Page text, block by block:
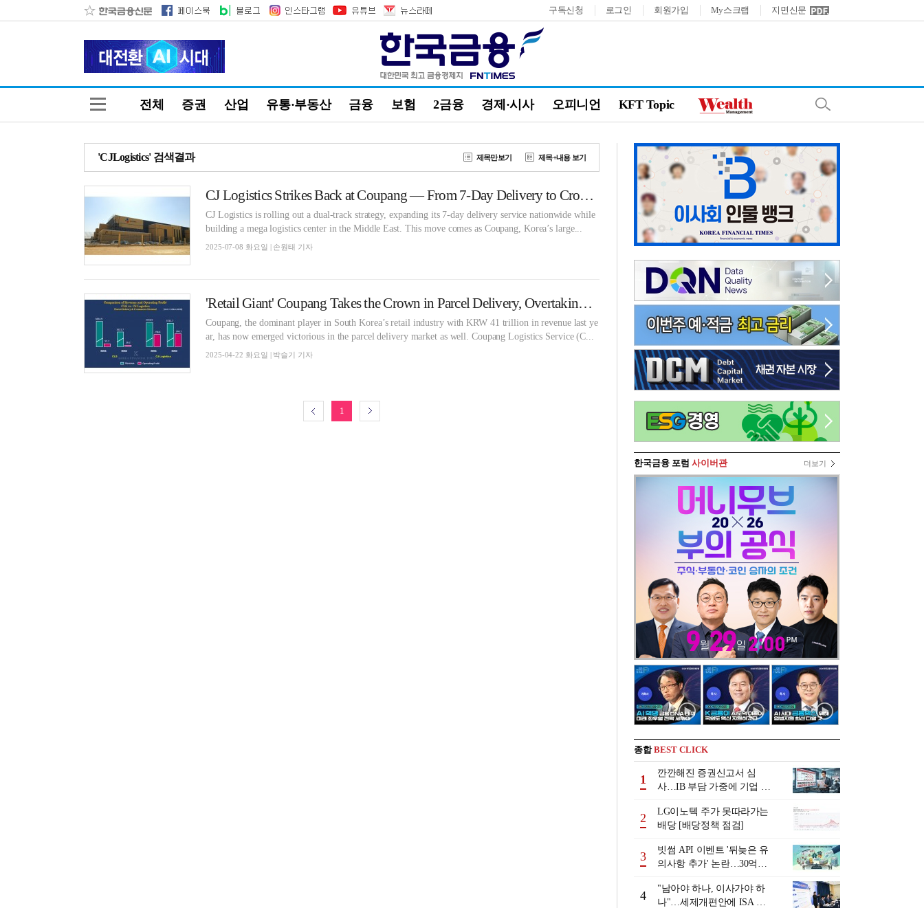
구독신청 로그인 회원가입 My스크랩 지면신문
전체 증권 산업 유통·부동산 금융 보험 2금융 경제·시사 오피니언 KFT Topic
'CJLogistics' 검색결과 제목만보기 제목+내용 보기
CJ Logistics Strikes Back at Coupang — From 7-Day Delivery to Cross-Border Parcel Expansion
CJ Logistics is rolling out a dual-track strategy, expanding its 7-day delivery service nationwide while
building a mega logistics center in the Middle East. This move comes as Coupang, Korea’s large...
2025-07-08 화요일 | 손원태 기자
'Retail Giant' Coupang Takes the Crown in Parcel Delivery, Overtaking CJ Logistics
Coupang, the dominant player in South Korea’s retail industry with KRW 41 trillion in revenue last ye
ar, has now emerged victorious in the parcel delivery market as well. Coupang Logistics Service (C...
2025-04-22 화요일 | 박슬기 기자
1
한국금융 포럼 사이버관 더보기
종합BEST CLICK
1
깐깐해진 증권신고서 심
사…IB 부담 가중에 기업 자
2
LG이노텍 주가 못따라가는
배당 [배당정책 점검]
3
빗썸 API 이벤트 '뒤늦은 유
의사항 추가' 논란…30억원
발
4
"남아야 하나, 이사가야 하
나"…세제개편안에 ISA 투